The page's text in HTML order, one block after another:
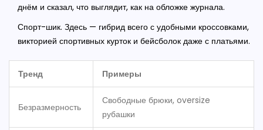
днём и сказал, что выглядит, как на обложке журнала.
Спорт-шик. Здесь — гибрид всего с удобными кроссовками,
викторией спортивных курток и бейсболок даже с платьями.
Тренд Примеры
Безразмерность
Свободные брюки, oversize
рубашки